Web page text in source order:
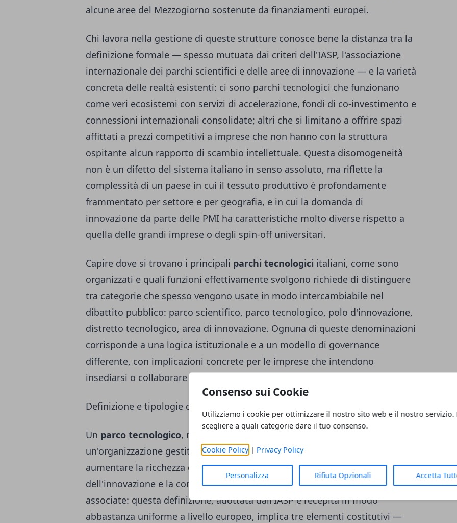
Consenso sui Cookie
Utilizziamo i cookie per ottimizzare il nostro sito web e il nostro servizio.
scegliere a quali categorie dare il tuo consenso.
Cookie Policy| Privacy Policy
Personalizza Rifiuta Opzionali Accetta
alcune aree del Mezzogiorno sostenute da finanziamenti europei.
Chi lavora nella gestione di queste strutture conosce bene la distanza tra la
definizione formale — spesso mutuata dai criteri dell'IASP, l'associazione
internazionale dei parchi scientifici e delle aree di innovazione — e la varietà
concreta delle realtà esistenti: ci sono parchi tecnologici che funzionano
come veri ecosistemi con servizi di accelerazione, fondi di co-investimento e
connessioni internazionali consolidate; altri che si limitano a offrire spazi
affittati a prezzi competitivi a imprese che non hanno con la struttura
ospitante alcun rapporto di scambio intellettuale. Questa disomogeneità
non è un difetto del sistema italiano in senso assoluto, ma riflette la
complessità di un paese in cui il tessuto produttivo è profondamente
frammentato per settore e per geografia, e in cui la domanda di
innovazione da parte delle PMI ha caratteristiche molto diverse rispetto a
quella delle grandi imprese o degli spin-off universitari.
Capire dove si trovano i principali parchi tecnologici italiani, come sono
organizzati e quali funzioni effettivamente svolgono richiede di distinguere
tra categorie che spesso vengono usate in modo intercambiabile nel
dibattito pubblico: parco scientifico, parco tecnologico, polo d'innovazione,
distretto tecnologico, area di innovazione. Ognuna di queste denominazioni
corrisponde a una logica istituzionale e a un modello di governance
differente, con implicazioni concrete per le imprese che intendono
insediarsi o collaborare con queste strutture.
Definizione e tipologie di parchi tecnologici in Italia
Un parco tecnologico, nella sua accezione più consolidata, è
un'organizzazione gestita da professionisti specializzati che ha l'obiettivo di
aumentare la ricchezza della propria comunità promuovendo la cultura
dell'innovazione e la competitività delle imprese e delle istituzioni di ricerca
associate: questa definizione, adottata dall'IASP e recepita in modo
abbastanza uniforme a livello europeo, implica tre elementi costitutivi —